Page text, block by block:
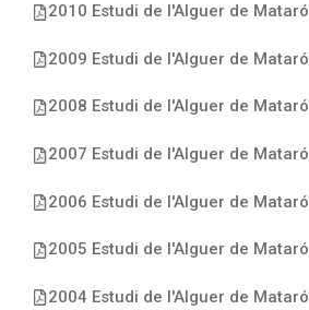
2010 Estudi de l'Alguer de Mataró
2009 Estudi de l'Alguer de Mataró
2008 Estudi de l'Alguer de Mataró
2007 Estudi de l'Alguer de Mataró
2006 Estudi de l'Alguer de Mataró
2005 Estudi de l'Alguer de Mataró
2004 Estudi de l'Alguer de Mataró